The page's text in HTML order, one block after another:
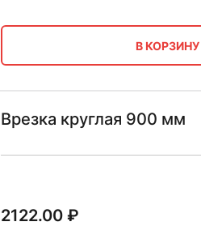
В КОРЗИНУ
Врезка круглая 900 мм
2122.00₽